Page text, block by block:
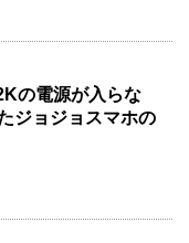
の電源が入らな
ジョジョスマホの